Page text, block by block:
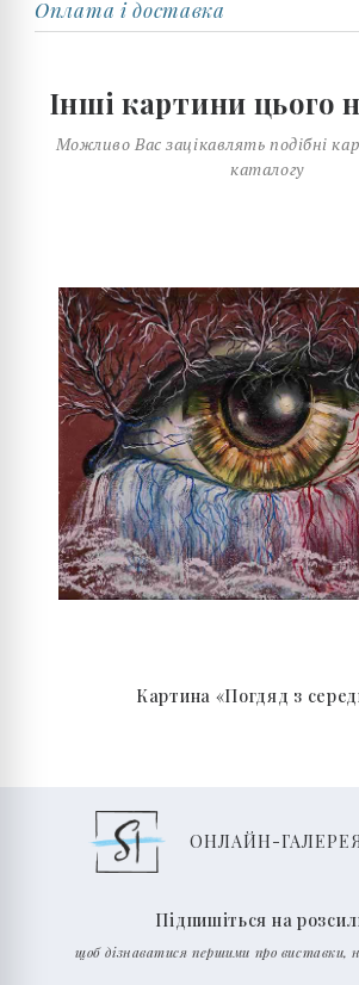
Оплата і доставка
Інші картини цього
Можливо Вас зацікавлять подібні
каталогу
Картина «Погдяд з
ОНЛАЙН-
Підпишіться на
щоб дізнаватися першими про виставки,